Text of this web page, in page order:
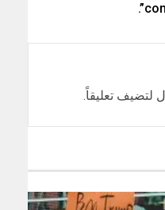
لتضيف تعليقاً.